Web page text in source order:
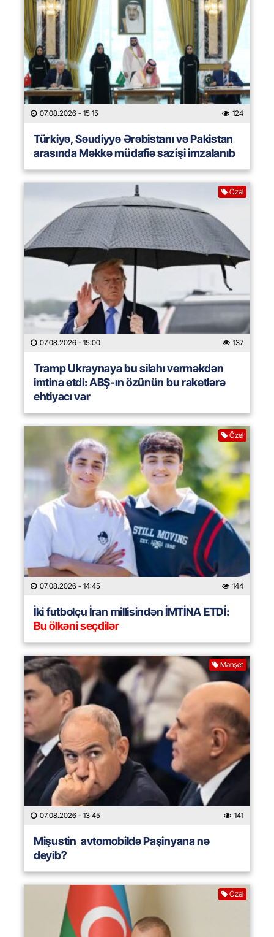
07.08.2026 - 15:15 124
Türkiyə, Səudiyyə Ərəbistanı və Pakistan
arasında Məkkə müdafiə sazişi imzalanıb
Özəl
07.08.2026 - 15:00 137
Tramp Ukraynaya bu silahı verməkdən
imtina etdi: ABŞ-ın özünün bu raketlərə
ehtiyacı var
Özəl
07.08.2026 - 14:45 144
İki futbolçu İran millisindən İMTİNA ETDİ:
Bu ölkəni seçdilər
Manşet
07.08.2026 - 13:45 141
Mişustin avtomobildə Paşinyana nə
deyib?
Özəl